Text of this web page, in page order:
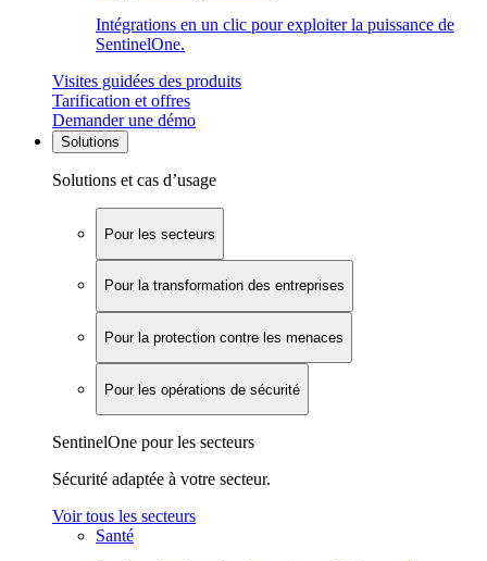
Intégrations en un clic pour exploiter la puissance de
SentinelOne.
Visites guidées des produits
Tarification et offres
Demander une démo
Solutions
Solutions et cas d’usage
Pour les secteurs
Pour la transformation des entreprises
Pour la protection contre les menaces
Pour les opérations de sécurité
SentinelOne pour les secteurs
Sécurité adaptée à votre secteur.
Voir tous les secteurs
Santé